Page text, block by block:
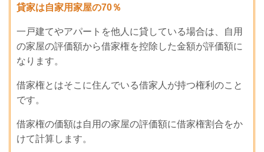
貸家は自家用家屋の70％
一戸建てやアパートを他人に貸している場合は、自用
の家屋の評価額から借家権を控除した金額が評価額に
なります。
借家権とはそこに住んでいる借家人が持つ権利のこと
です。
借家権の価額は自用の家屋の評価額に借家権割合をか
けて計算します。